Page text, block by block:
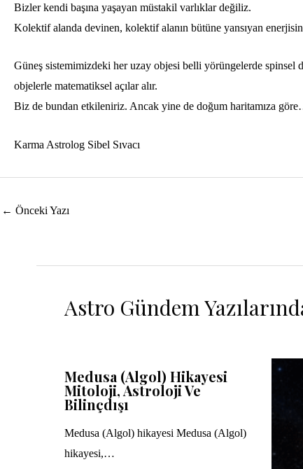
Bizler kendi başına yaşayan müstakil varlıklar değiliz.
Kolektif alanda devinen, kolektif alanın bütüne yansıyan
Güneş sistemimizdeki her uzay objesi belli yörüngelerde
objelerle matematiksel açılar alır.
Biz de bundan etkileniriz. Ancak yine de doğum haritamıza
Karma Astrolog Sibel Sıvacı
Yazı
← Önceki Yazı
Astro Gündem
Medusa (Algol) Hikayesi
Mitoloji, Astroloji Ve
Bilinçdışı
Medusa (Algol) hikayesi Medusa (Algol)
hikayesi,…